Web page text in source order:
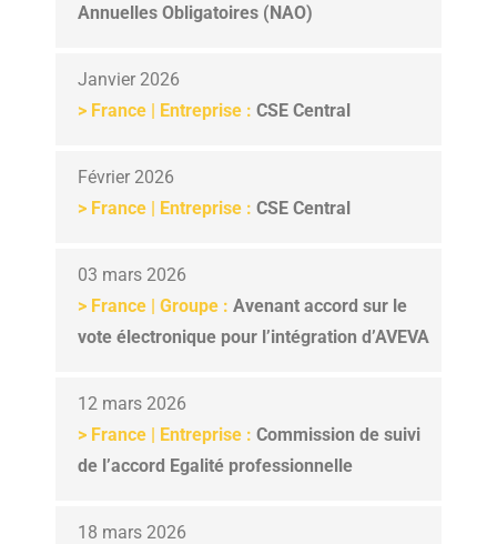
Annuelles Obligatoires (NAO)
Janvier 2026
> France | Entreprise : CSE Central
Février 2026
> France | Entreprise : CSE Central
03 mars 2026
> France | Groupe : Avenant accord sur le
vote électronique pour l’intégration d’AVEVA
12 mars 2026
> France | Entreprise : Commission de suivi
de l’accord Egalité professionnelle
18 mars 2026